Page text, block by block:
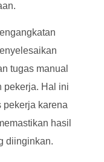
tugas manual
pekerja. Hal ini
pekerja karena
hasil
diinginkan.